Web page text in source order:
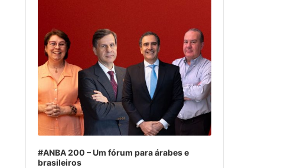
#ANBA 200 – Um fórum para árabes e
brasileiros